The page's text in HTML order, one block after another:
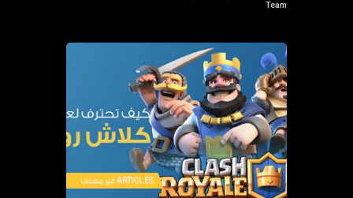
Team
ARTICLES غير مصنف